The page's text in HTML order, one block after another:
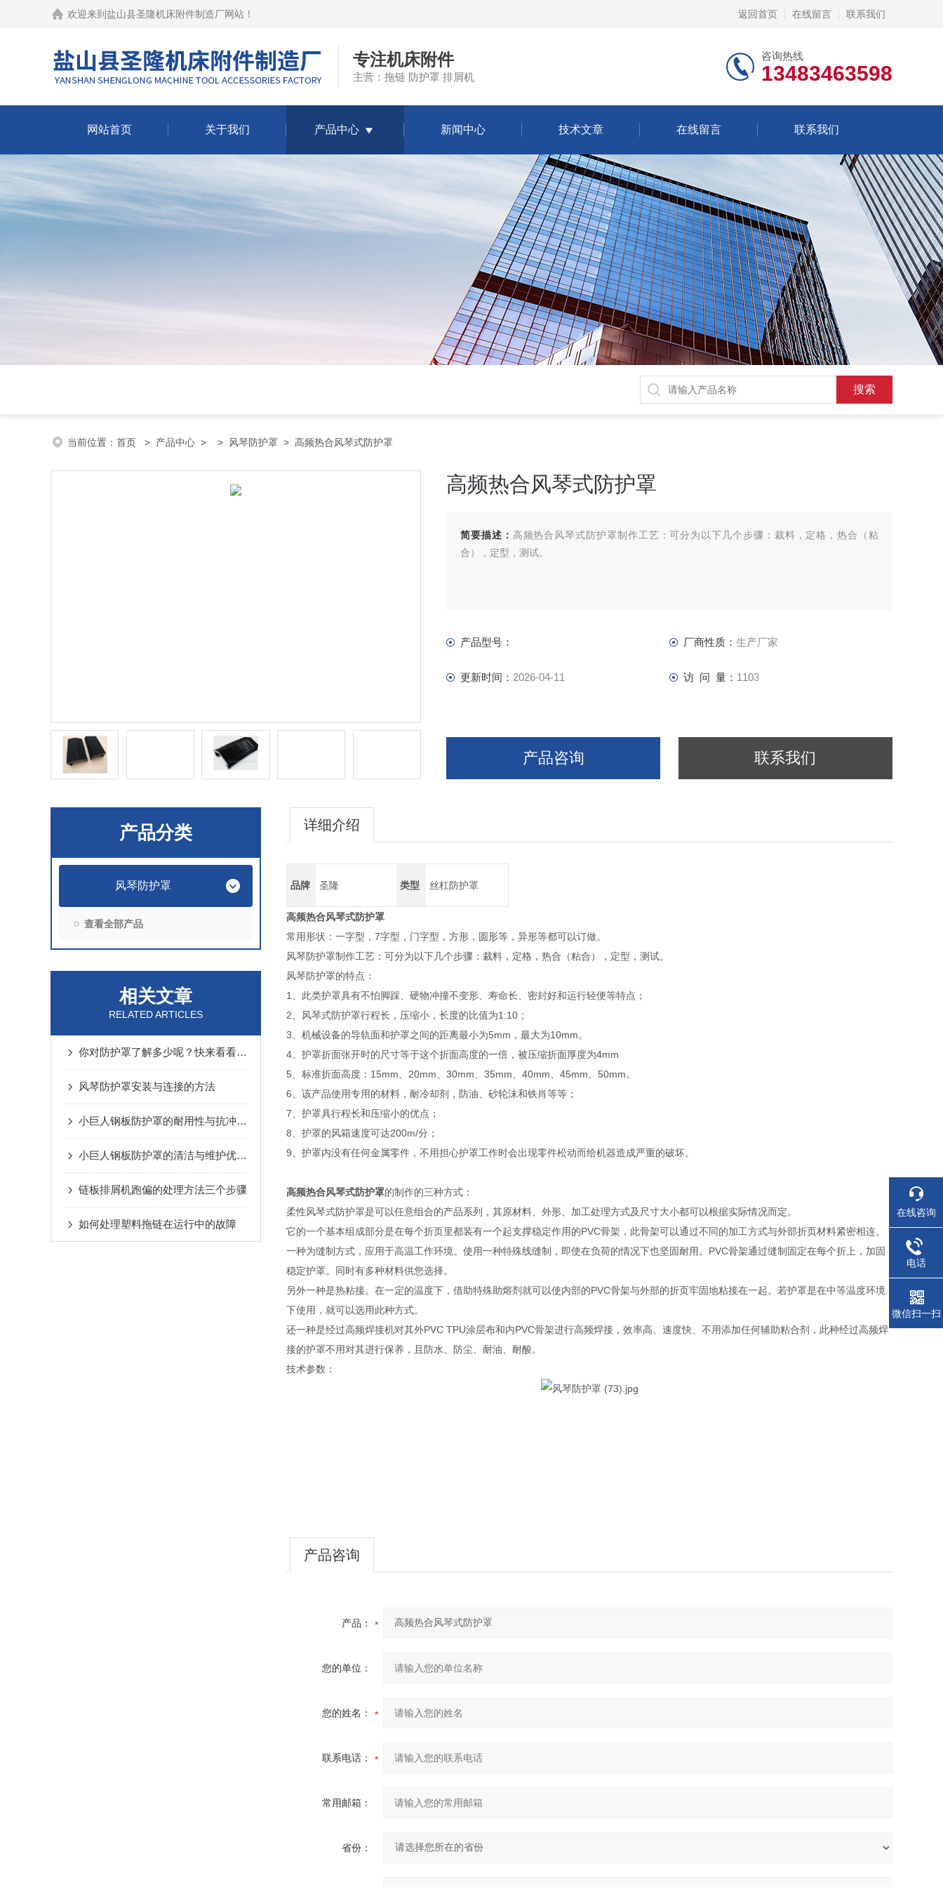
欢迎来到 盐山县圣隆机床附件制造厂网站 ！ 返回首页 在线留言 联系我们
专注机床附件
主营：拖链 防护罩 排屑机
咨询热线
13483463598
网站首页 关于我们 产品中心 新闻中心 技术文章 在线留言 联系我们
当前位置： 首页 > 产品中心 > > 风琴防护罩 > 高频热合风琴式防护罩
高频热合风琴式防护罩
简要描述： 高频热合风琴式防护罩制作工艺：可分为以下几个步骤：裁料，定格，热合（粘
合），定型，测试。
产品型号： 厂商性质： 生产厂家
更新时间： 2026-04-11 访 问 量： 1103
产品咨询 联系我们
产品分类
风琴防护罩
查看全部产品
相关文章
RELATED ARTICLES
你对防护罩了解多少呢？快来看看吧！
风琴防护罩安装与连接的方法
小巨人钢板防护罩的耐用性与抗冲击性能分析
小巨人钢板防护罩的清洁与维护优势概述
链板排屑机跑偏的处理方法三个步骤
如何处理塑料拖链在运行中的故障
详细介绍
品牌 圣隆 类型 丝杠防护罩
高频热合风琴式防护罩
常用形状：一字型，7字型，门字型，方形，圆形等，异形等都可以订做。
风琴防护罩制作工艺：可分为以下几个步骤：裁料，定格，热合（粘合），定型，测试。
风琴防护罩的特点：
1、此类护罩具有不怕脚踩、硬物冲撞不变形、寿命长、密封好和运行轻便等特点；
2、风琴式防护罩行程长，压缩小，长度的比值为1:10；
3、机械设备的导轨面和护罩之间的距离最小为5mm，最大为10mm。
4、护罩折面张开时的尺寸等于这个折面高度的一倍，被压缩折面厚度为4mm
5、标准折面高度：15mm、20mm、30mm、35mm、40mm、45mm、50mm。
6、该产品使用专用的材料，耐冷却剂，防油、砂轮沫和铁肖等等；
7、护罩具行程长和压缩小的优点；
8、护罩的风箱速度可达200m/分；
9、护罩内没有任何金属零件，不用担心护罩工作时会出现零件松动而给机器造成严重的破坏。
高频热合风琴式防护罩的制作的三种方式：
柔性风琴式防护罩是可以任意组合的产品系列，其原材料、外形、加工处理方式及尺寸大小都可以根据实际情况而定。
它的一个基本组成部分是在每个折页里都装有一个起支撑稳定作用的PVC骨架，此骨架可以通过不同的加工方式与外部折页材料紧密相连。
一种为缝制方式，应用于高温工作环境。使用一种特殊线缝制，即使在负荷的情况下也坚固耐用。PVC骨架通过缝制固定在每个折上，加固
稳定护罩。同时有多种材料供您选择。
另外一种是热粘接。在一定的温度下，借助特殊助熔剂就可以使内部的PVC骨架与外部的折页牢固地粘接在一起。若护罩是在中等温度环境
下使用，就可以选用此种方式。
还一种是经过高频焊接机对其外PVC TPU涂层布和内PVC骨架进行高频焊接，效率高、速度快、不用添加任何辅助粘合剂，此种经过高频焊
接的护罩不用对其进行保养，且防水、防尘、耐油、耐酸。
技术参数：
产品咨询
产品：
您的单位：
您的姓名：
联系电话：
常用邮箱：
省份：
在线咨询
电话
微信扫一扫